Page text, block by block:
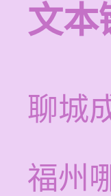
文本
聊城
福州